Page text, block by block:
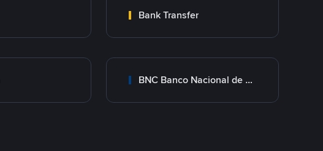
Bank Transfer
BNC Banco Nacional de Crédito